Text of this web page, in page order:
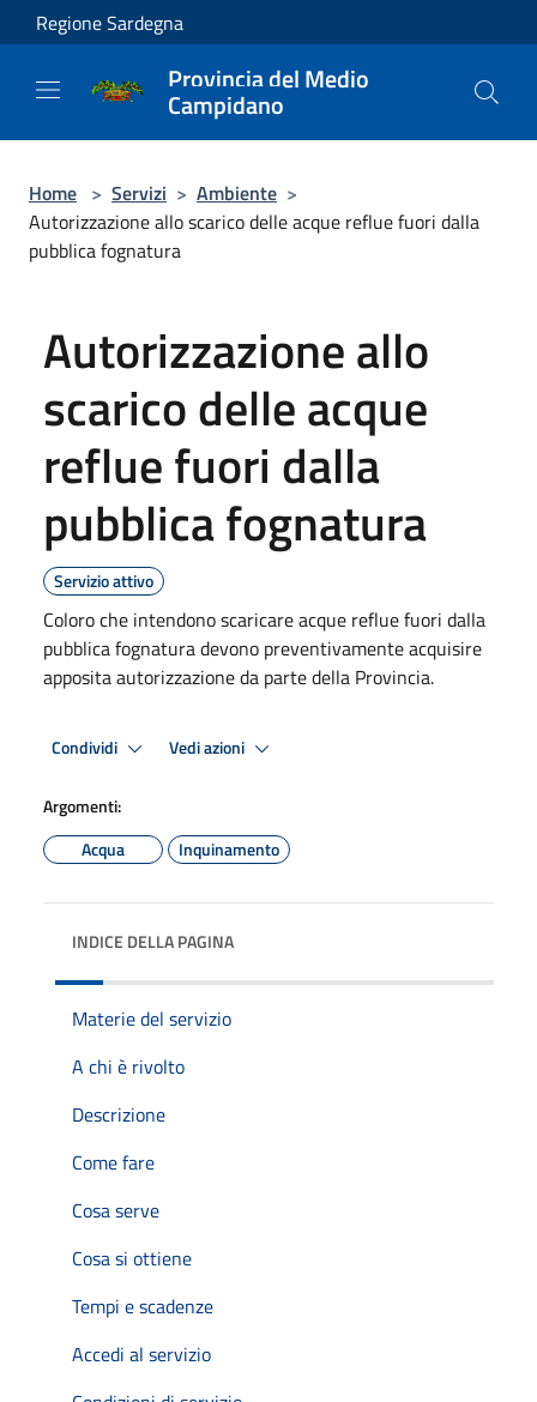
Salta al contenuto principale
Regione Sardegna
Provincia del Medio
Campidano
Home > Servizi > Ambiente >
Autorizzazione allo scarico delle acque reflue fuori dalla
pubblica fognatura
Autorizzazione allo
scarico delle acque
reflue fuori dalla
pubblica fognatura
Servizio attivo
Coloro che intendono scaricare acque reflue fuori dalla
pubblica fognatura devono preventivamente acquisire
apposita autorizzazione da parte della Provincia.
Condividi Vedi azioni
Argomenti:
Acqua
Inquinamento
INDICE DELLA PAGINA
Materie del servizio
A chi è rivolto
Descrizione
Come fare
Cosa serve
Cosa si ottiene
Tempi e scadenze
Accedi al servizio